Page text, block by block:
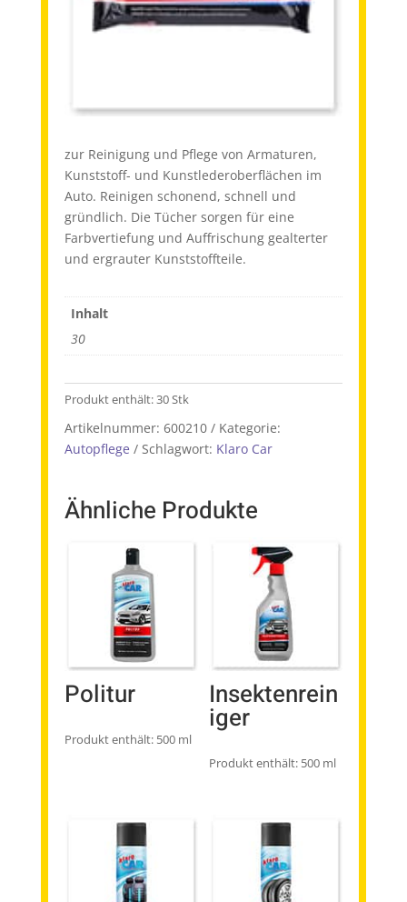
zur Reinigung und Pflege von Armaturen,
Kunststoff- und Kunstlederoberflächen im
Auto. Reinigen schonend, schnell und
gründlich. Die Tücher sorgen für eine
Farbvertiefung und Auffrischung gealterter
und ergrauter Kunststoffteile.
Inhalt
30
Produkt enthält: 30Stk
Artikelnummer: 600210
Kategorie:
Autopflege
Schlagwort: Klaro Car
Ähnliche Produkte
Politur
Produkt enthält: 500 ml
Insektenrein
iger
Produkt enthält: 500 ml